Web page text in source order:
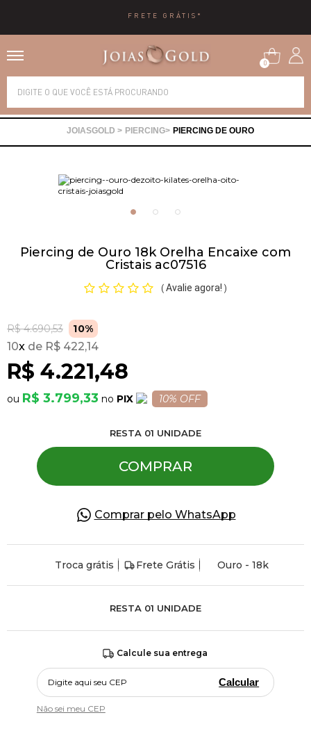
0
PIERCING PIERCING DE OURO
Piercing de Ouro 18k Orelha Encaixe com
Cristais ac07516
( Avalie agora! )
R$ 4.690,53 10%
R$ 4.221,48
10x R$ 422,14
R$ 3.799,33 PIX 10% OFF
RESTA 01 UNIDADE
COMPRAR
Comprar pelo WhatsApp
Troca grátis Frete Grátis Ouro - 18k
RESTA 01 UNIDADE
Calcule sua entrega
Calcular
Não sei meu CEP
Alianças
Brincos
Pulseiras
Piercing
Pedras Preciosas
Presente
OFERTAS